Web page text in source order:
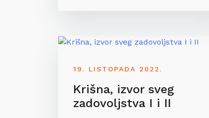
19. LISTOPADA 2022.
Krišna, izvor sveg
zadovoljstva I i II